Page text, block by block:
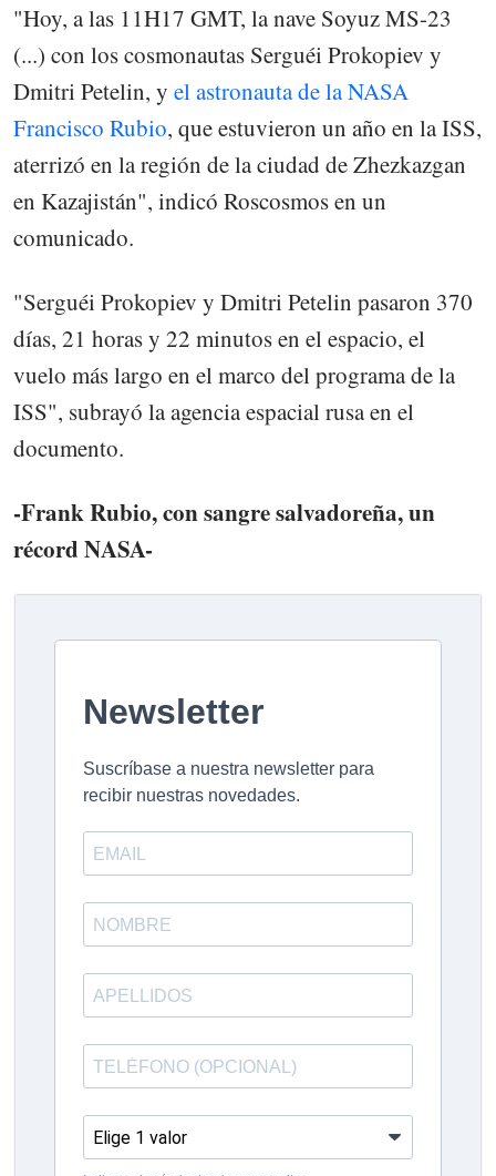
"Hoy, a las 11H17 GMT, la nave Soyuz MS-23
(...) con los cosmonautas Serguéi Prokopiev y
Dmitri Petelin, y el astronauta de la NASA
Francisco Rubio, que estuvieron un año en la ISS,
aterrizó en la región de la ciudad de Zhezkazgan
en Kazajistán", indicó Roscosmos en un
comunicado.
"Serguéi Prokopiev y Dmitri Petelin pasaron 370
días, 21 horas y 22 minutos en el espacio, el
vuelo más largo en el marco del programa de la
ISS", subrayó la agencia espacial rusa en el
documento.
-Frank Rubio, con sangre salvadoreña, un
récord NASA-